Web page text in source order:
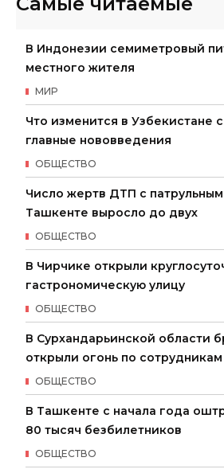
В Индонезии семиметровый
местного жителя
МИР
Что изменится в Узбекистане с
главные нововведения
ОБЩЕСТВО
Число жертв ДТП с
Ташкенте выросло до двух
ОБЩЕСТВО
В Чирчике открыли
гастрономическую улицу
ОБЩЕСТВО
В Сурхандарьинской области
открыли огонь по
ОБЩЕСТВО
В Ташкенте с начала года
80 тысяч безбилетников
ОБЩЕСТВО